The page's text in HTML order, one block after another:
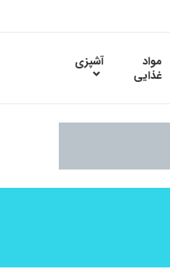
مواد
غذایی
آشپزی